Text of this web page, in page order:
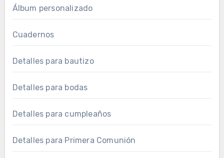
Álbum personalizado
Cuadernos
Detalles para bautizo
Detalles para bodas
Detalles para cumpleaños
Detalles para Primera Comunión